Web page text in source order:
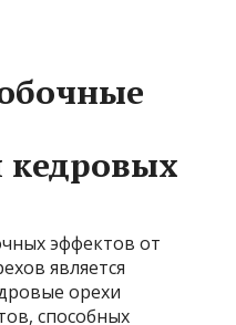
кедровых
эффектов от
является
орехи
способных